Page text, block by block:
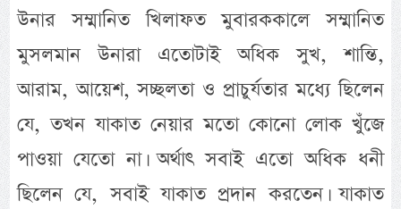
উনার সম্মানিত খিলাফত মুবারককালে সম্মানিত
মুসলমান উনারা এতোটাই অধিক সুখ, শান্তি,
আরাম, আয়েশ, সচ্ছলতা ও প্রাচুর্যতার মধ্যে ছিলেন
যে, তখন যাকাত নেয়ার মতো কোনো লোক খুঁজে
পাওয়া যেতো না। অর্থাৎ সবাই এতো অধিক ধনী
ছিলেন যে, সবাই যাকাত প্রদান করতেন। যাকাত